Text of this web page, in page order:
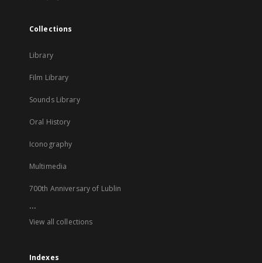
Collections
Library
Film Library
Sounds Library
Oral History
Iconography
Multimedia
700th Anniversary of Lublin
...
View all collections
Indexes